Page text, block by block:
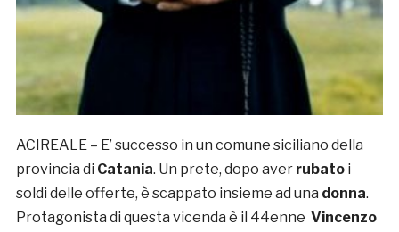
ACIREALE – E’ successo in un comune siciliano della
provincia di Catania. Un prete, dopo aver rubatoi
soldi delle offerte, è scappato insieme ad una donna.
Protagonista di questa vicenda è il 44enne Vincenzo